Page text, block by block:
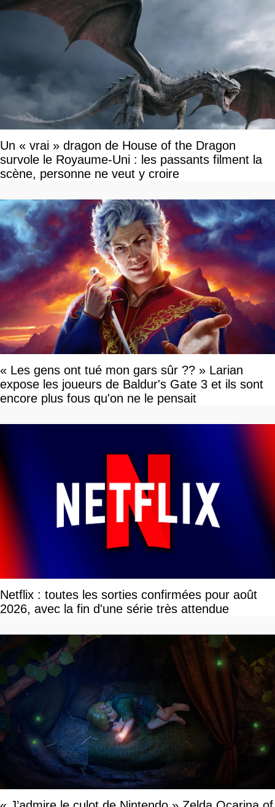
Un « vrai » dragon de House of the Dragon
survole le Royaume-Uni : les passants filment la
scène, personne ne veut y croire
« Les gens ont tué mon gars sûr ?? » Larian
expose les joueurs de Baldur's Gate 3 et ils sont
encore plus fous qu'on ne le pensait
Netflix : toutes les sorties confirmées pour août
2026, avec la fin d'une série très attendue